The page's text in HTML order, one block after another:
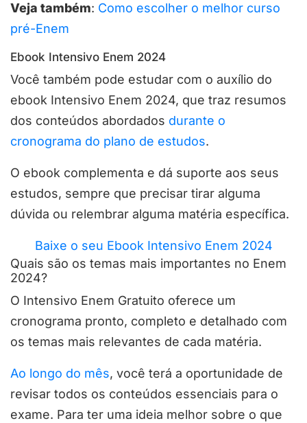
Veja também: Como escolher o melhor curso
pré-Enem
Ebook Intensivo Enem 2024
Você também pode estudar com o auxílio do
ebook Intensivo Enem 2024, que traz resumos
dos conteúdos abordados durante o
cronograma do plano de estudos.
O ebook complementa e dá suporte aos seus
estudos, sempre que precisar tirar alguma
dúvida ou relembrar alguma matéria específica.
Baixe o seu Ebook Intensivo Enem 2024
Quais são os temas mais importantes no Enem
2024?
O Intensivo Enem Gratuito oferece um
cronograma pronto, completo e detalhado com
os temas mais relevantes de cada matéria.
Ao longo do mês, você terá a oportunidade de
revisar todos os conteúdos essenciais para o
exame. Para ter uma ideia melhor sobre o que